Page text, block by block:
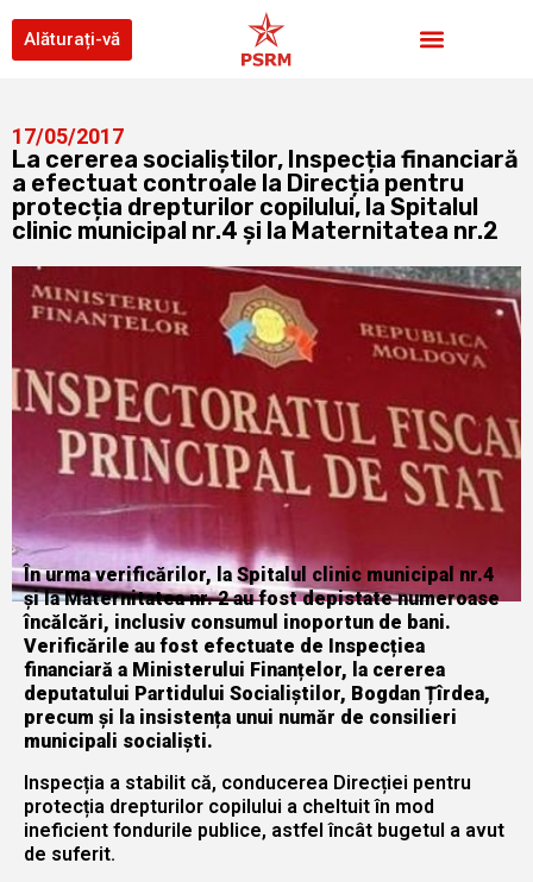
Alăturați-vă
17/05/2017
La cererea socialiștilor, Inspecția financiară
a efectuat controale la Direcția pentru
protecția drepturilor copilului, la Spitalul
clinic municipal nr.4 și la Maternitatea nr.2
În urma verificărilor, la Spitalul clinic municipal nr.4
și la Maternitatea nr. 2 au fost depistate numeroase
încălcări, inclusiv consumul inoportun de bani.
Verificările au fost efectuate de Inspecțiea
financiară a Ministerului Finanțelor, la cererea
deputatului Partidului Socialiștilor, Bogdan Țîrdea,
precum și la insistența unui număr de consilieri
municipali socialiști.
Inspecția a stabilit că, conducerea Direcției pentru
protecția drepturilor copilului a cheltuit în mod
ineficient fondurile publice, astfel încât bugetul a avut
de suferit.